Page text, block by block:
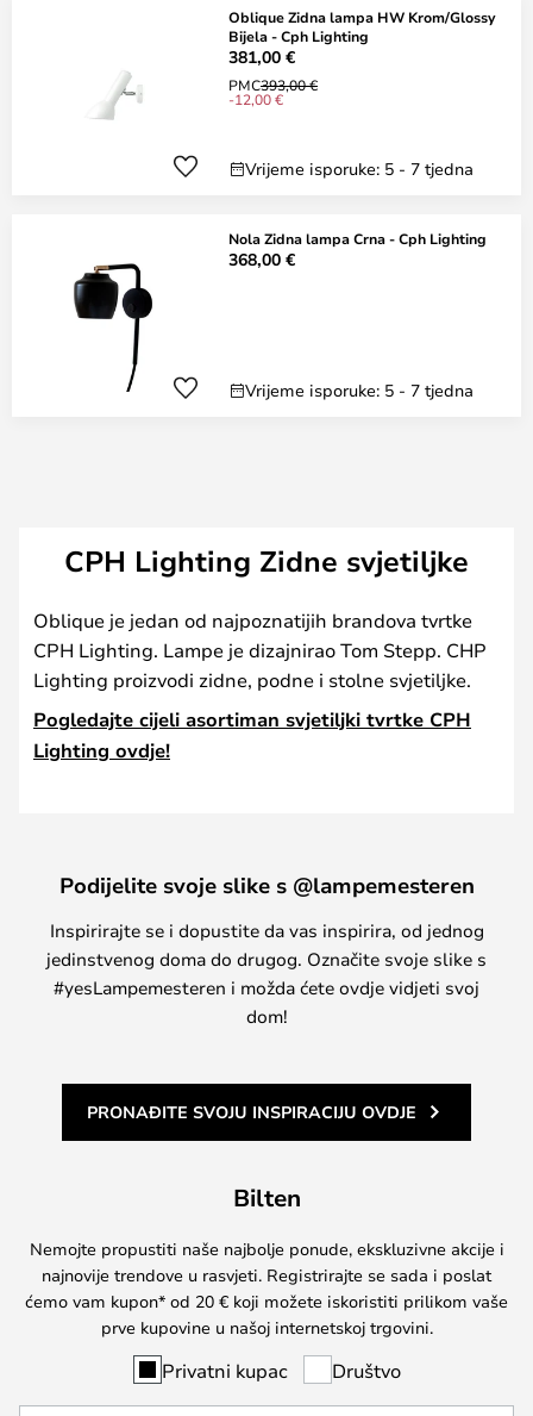
Oblique Zidna lampa HW Krom/Glossy
Bijela - Cph Lighting
381,00 €
PMC393,00 €
-12,00 €
Vrijeme isporuke: 5 - 7 tjedna
Nola Zidna lampa Crna - Cph Lighting
368,00 €
Vrijeme isporuke: 5 - 7 tjedna
CPH Lighting Zidne svjetiljke
Oblique je jedan od najpoznatijih brandova tvrtke
CPH Lighting. Lampe je dizajnirao Tom Stepp. CHP
Lighting proizvodi zidne, podne i stolne svjetiljke.
Pogledajte cijeli asortiman svjetiljki tvrtke CPH
Lighting ovdje!
Podijelite svoje slike s @lampemesteren
Inspirirajte se i dopustite da vas inspirira, od jednog
jedinstvenog doma do drugog. Označite svoje slike s
#yesLampemesteren i možda ćete ovdje vidjeti svoj
dom!
PRONAĐITE SVOJU INSPIRACIJU OVDJE
Bilten
Nemojte propustiti naše najbolje ponude, ekskluzivne akcije i
najnovije trendove u rasvjeti. Registrirajte se sada i poslat
ćemo vam kupon* od 20 € koji možete iskoristiti prilikom vaše
prve kupovine u našoj internetskoj trgovini.
Privatni kupac Društvo